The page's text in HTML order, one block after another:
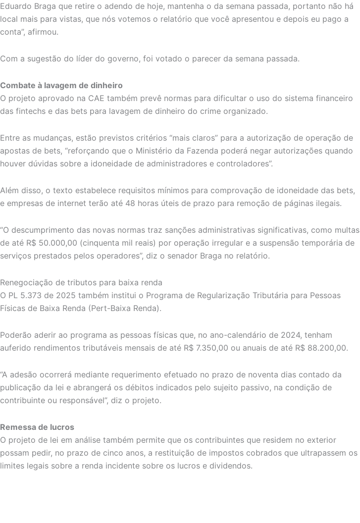
Eduardo Braga que retire o adendo de hoje, mantenha o da semana passada, portanto não há
local mais para vistas, que nós votemos o relatório que você apresentou e depois eu pago a
conta”, afirmou.
Com a sugestão do líder do governo, foi votado o parecer da semana passada.
Combate à lavagem de dinheiro
O projeto aprovado na CAE também prevê normas para dificultar o uso do sistema financeiro
das fintechs e das bets para lavagem de dinheiro do crime organizado.
Entre as mudanças, estão previstos critérios “mais claros” para a autorização de operação de
apostas de bets, “reforçando que o Ministério da Fazenda poderá negar autorizações quando
houver dúvidas sobre a idoneidade de administradores e controladores”.
Além disso, o texto estabelece requisitos mínimos para comprovação de idoneidade das bets,
e empresas de internet terão até 48 horas úteis de prazo para remoção de páginas ilegais.
“O descumprimento das novas normas traz sanções administrativas significativas, como multas
de até R$ 50.000,00 (cinquenta mil reais) por operação irregular e a suspensão temporária de
serviços prestados pelos operadores”, diz o senador Braga no relatório.
Renegociação de tributos para baixa renda
O PL 5.373 de 2025 também institui o Programa de Regularização Tributária para Pessoas
Físicas de Baixa Renda (Pert-Baixa Renda).
Poderão aderir ao programa as pessoas físicas que, no ano-calendário de 2024, tenham
auferido rendimentos tributáveis mensais de até R$ 7.350,00 ou anuais de até R$ 88.200,00.
“A adesão ocorrerá mediante requerimento efetuado no prazo de noventa dias contado da
publicação da lei e abrangerá os débitos indicados pelo sujeito passivo, na condição de
contribuinte ou responsável”, diz o projeto.
Remessa de lucros
O projeto de lei em análise também permite que os contribuintes que residem no exterior
possam pedir, no prazo de cinco anos, a restituição de impostos cobrados que ultrapassem os
limites legais sobre a renda incidente sobre os lucros e dividendos.